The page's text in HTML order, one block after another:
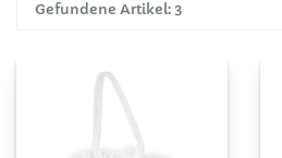
Gefundene Artikel: 3